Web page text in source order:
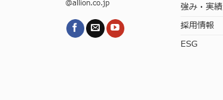
@allion.co.jp
強み・実績
採用情報
ESG